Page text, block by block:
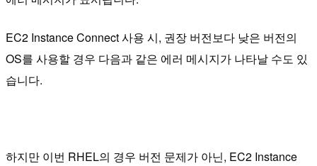
EC2 Instance Connect 사용 시, 권장 버전보다 낮은 버전의
OS를 사용할 경우 다음과 같은 에러 메시지가 나타날 수도 있
습니다.
하지만 이번 RHEL의 경우 버전 문제가 아닌, EC2 Instance